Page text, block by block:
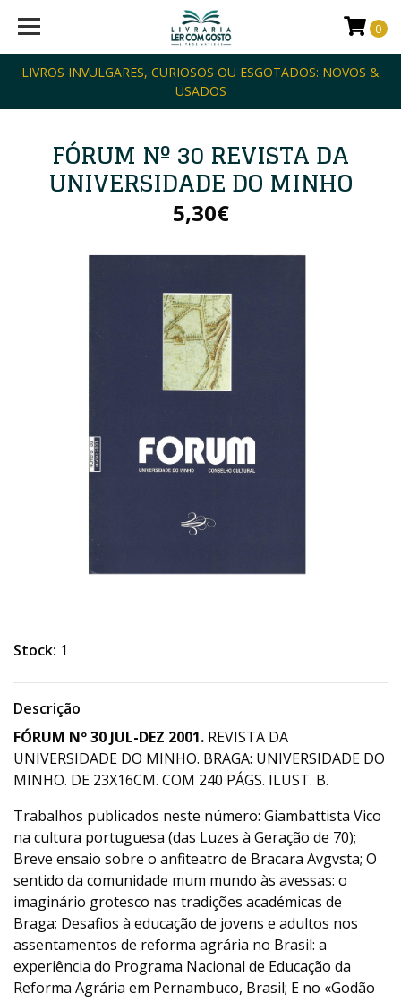
LIVROS INVULGARES, CURIOSOS OU ESGOTADOS: NOVOS &
USADOS
0
FÓRUM Nº 30 REVISTA DA
UNIVERSIDADE DO MINHO
5,30€
Stock: 1
Descrição
FÓRUM Nº 30 JUL-DEZ 2001. REVISTA DA
UNIVERSIDADE DO MINHO. BRAGA: UNIVERSIDADE DO
MINHO. DE 23X16CM. COM 240 PÁGS. ILUST. B.
Trabalhos publicados neste número: Giambattista Vico
na cultura portuguesa (das Luzes à Geração de 70);
Breve ensaio sobre o anfiteatro de Bracara Avgvsta; O
sentido da comunidade mum mundo às avessas: o
imaginário grotesco nas tradições académicas de
Braga; Desafios à educação de jovens e adultos nos
assentamentos de reforma agrária no Brasil: a
experiência do Programa Nacional de Educação da
Reforma Agrária em Pernambuco, Brasil; E no «Godão